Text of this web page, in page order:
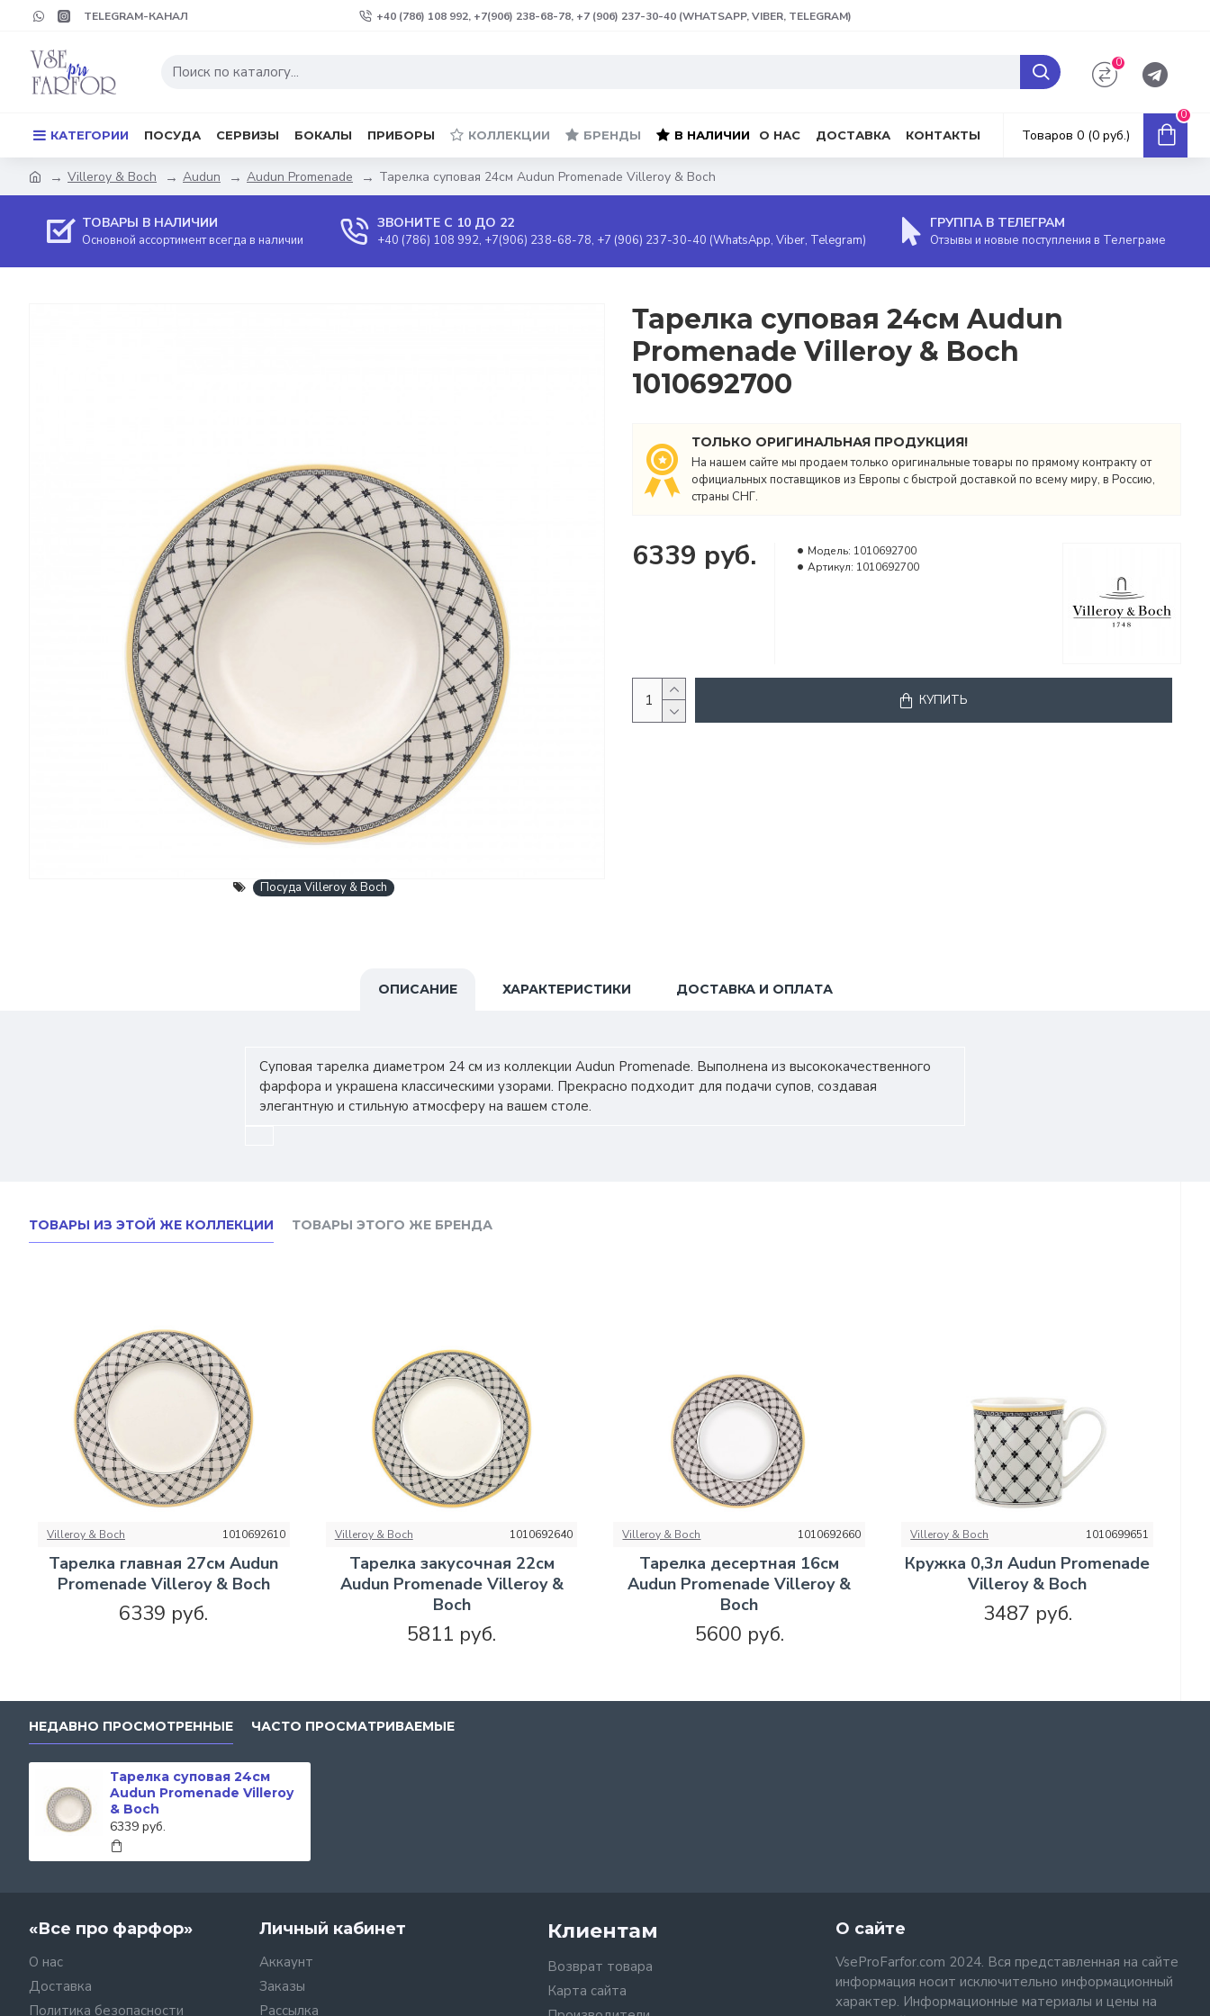
TELEGRAM-КАНАЛ +40 (786) 108 992, +7(906) 238-68-78, +7 (906) 237-30-40 (WHATSAPP, VIBER, TELEGRAM)
0
КАТЕГОРИИ ПОСУДА СЕРВИЗЫ БОКАЛЫ ПРИБОРЫ КОЛЛЕКЦИИ БРЕНДЫ В НАЛИЧИИ О НАС ДОСТАВКА КОНТАКТЫ Товаров 0 (0 руб.)
0
Villeroy & Boch Audun Audun Promenade Тарелка суповая 24см Audun Promenade Villeroy & Boch
ТОВАРЫ В НАЛИЧИИ
Основной ассортимент всегда в наличии
ЗВОНИТЕ С 10 ДО 22
+40 (786) 108 992, +7(906) 238-68-78, +7 (906) 237-30-40 (WhatsApp, Viber, Telegram)
ГРУППА В ТЕЛЕГРАМ
Отзывы и новые поступления в Телеграме
Посуда Villeroy & Boch
Тарелка суповая 24см Audun
Promenade Villeroy & Boch
1010692700
ТОЛЬКО ОРИГИНАЛЬНАЯ ПРОДУКЦИЯ!
На нашем сайте мы продаем только оригинальные товары по прямому контракту от
официальных поставщиков из Европы с быстрой доставкой по всему миру, в Россию,
страны СНГ.
6339 руб. Модель: 1010692700
Артикул: 1010692700
КУПИТЬ
ОПИСАНИЕ ХАРАКТЕРИСТИКИ ДОСТАВКА И ОПЛАТА
Суповая тарелка диаметром 24 см из коллекции Audun Promenade. Выполнена из высококачественного
фарфора и украшена классическими узорами. Прекрасно подходит для подачи супов, создавая
элегантную и стильную атмосферу на вашем столе.
ТОВАРЫ ИЗ ЭТОЙ ЖЕ КОЛЛЕКЦИИ ТОВАРЫ ЭТОГО ЖЕ БРЕНДА
Villeroy & Boch 1010692610
Тарелка главная 27см Audun
Promenade Villeroy & Boch
6339 руб.
Villeroy & Boch 1010692640
Тарелка закусочная 22см
Audun Promenade Villeroy &
Boch
5811 руб.
Villeroy & Boch 1010692660
Тарелка десертная 16см
Audun Promenade Villeroy &
Boch
5600 руб.
Villeroy & Boch 1010699651
Кружка 0,3л Audun Promenade
Villeroy & Boch
3487 руб.
НЕДАВНО ПРОСМОТРЕННЫЕ ЧАСТО ПРОСМАТРИВАЕМЫЕ
Тарелка суповая 24см
Audun Promenade Villeroy
& Boch
6339 руб.
«Все про фарфор»
О нас
Доставка
Политика безопасности
Личный кабинет
Аккаунт
Заказы
Рассылка
Клиентам
Возврат товара
Карта сайта
О сайте
VseProFarfor.com 2024. Вся представленная на сайте
информация носит исключительно информационный
характер. Информационные материалы и цены на